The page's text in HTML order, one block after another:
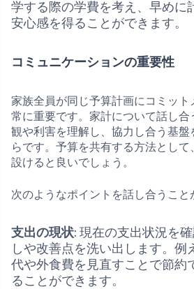
学する際の学費を考え、早めに
安心感を得ることができます。
コミュニケーションの重要性
家族全員が同じ予算計画にコミッ
常に重要です。家計について話し
観や利害を理解し、協力し合う基
らです。予算を共有する方法とし
設けると良いでしょう。
次のようなポイントを話し合うこと
支出の現状: 現在の支出状況を
しや改善点を洗い出します。例
代や外食費を見直すことで節約
ることができます。